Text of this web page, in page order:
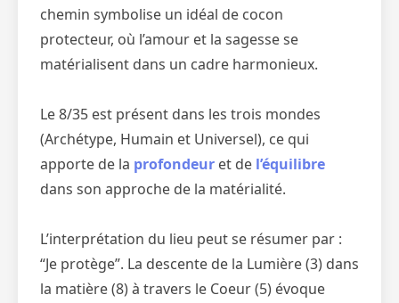
chemin symbolise un idéal de cocon
protecteur, où l’amour et la sagesse se
matérialisent dans un cadre harmonieux.
Le 8/35 est présent dans les trois mondes
(Archétype, Humain et Universel), ce qui
apporte de la profondeur et de l’équilibre
dans son approche de la matérialité.
L’interprétation du lieu peut se résumer par :
“Je protège”. La descente de la Lumière (3) dans
la matière (8) à travers le Coeur (5) évoque